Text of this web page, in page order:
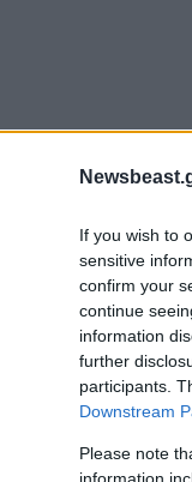
If you wish to
sensitive
confirm your
continue
information
further
participants.
Downstream
Please note
information